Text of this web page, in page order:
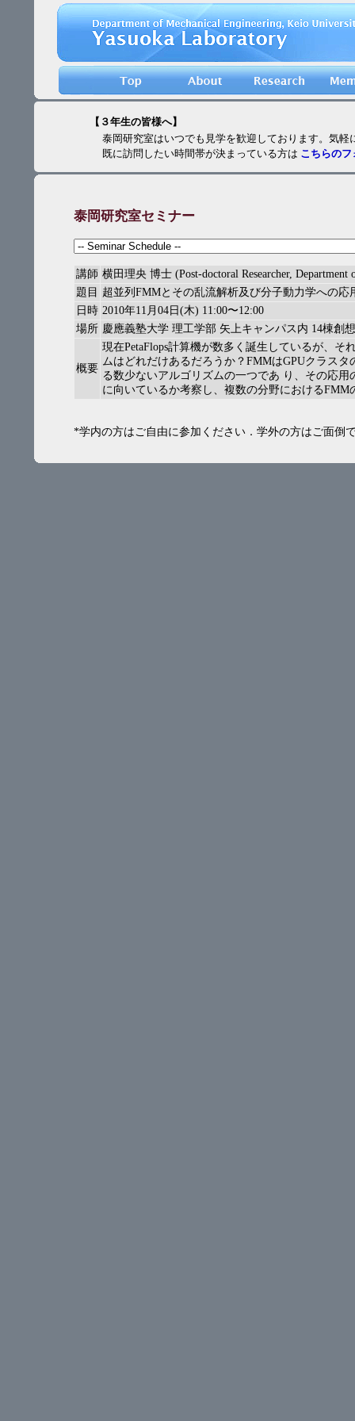
【３年生の皆様へ】
泰岡研究室はいつでも見学を歓迎しております。気
既に訪問したい時間帯が決まっている方は こちらのフ
泰岡研究室セミナー
講師 横田理央 博士 (Post-doctoral Researcher,
題目 超並列FMMとその乱流解析及び分子動力学への応
日時 2010年11月04日(木) 11:00〜12:00
場所 慶應義塾大学 理工学部 矢上キャンパス内 14棟創
概要
現在PetaFlops計算機が数多く誕生しているが、
ムはどれだけあるだろうか？FMMはGPUクラス
る数少ないアルゴリズムの一つであ り、その応
に向いているか考察し、複数の分野における
*学内の方はご自由に参加ください．学外の方はご面倒